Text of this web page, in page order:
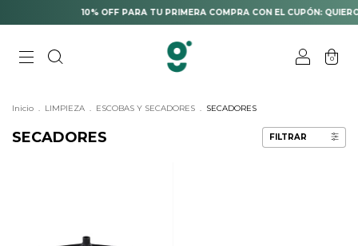
10% OFF PARA TU PRIMERA COMPRA CON EL CUPÓN:
0
Inicio . LIMPIEZA . ESCOBAS Y SECADORES . SECADORES
SECADORES FILTRAR